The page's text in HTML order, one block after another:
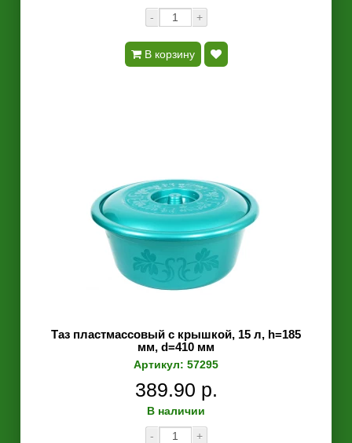
-
+
В корзину
Таз пластмассовый с крышкой, 15 л, h=185
мм, d=410 мм
Артикул: 57295
389.90 р.
В наличии
-
+